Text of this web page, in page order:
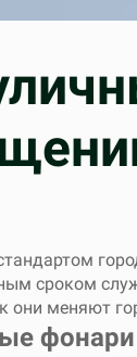
сроком
они меняют
фонари